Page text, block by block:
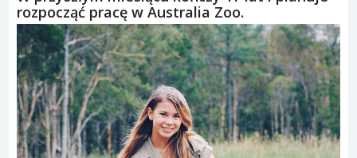
rozpocząć pracę w Australia Zoo.